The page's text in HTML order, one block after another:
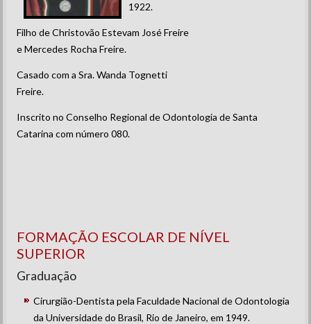
1922.
Filho de Christovão Estevam José Freire
e Mercedes Rocha Freire.
Casado com a Sra. Wanda Tognetti
Freire.
Inscrito no Conselho Regional de Odontologia de Santa
Catarina com número 080.
FORMAÇÃO ESCOLAR DE NÍVEL
SUPERIOR
Graduação
Cirurgião-Dentista pela Faculdade Nacional de Odontologia
da Universidade do Brasil, Rio de Janeiro, em 1949.